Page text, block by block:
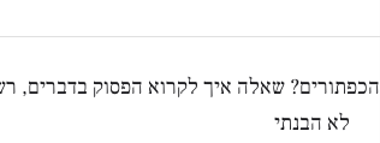
הכפתורים? שאלה איך לקרוא הפסוק בדברים,
לא הבנתי